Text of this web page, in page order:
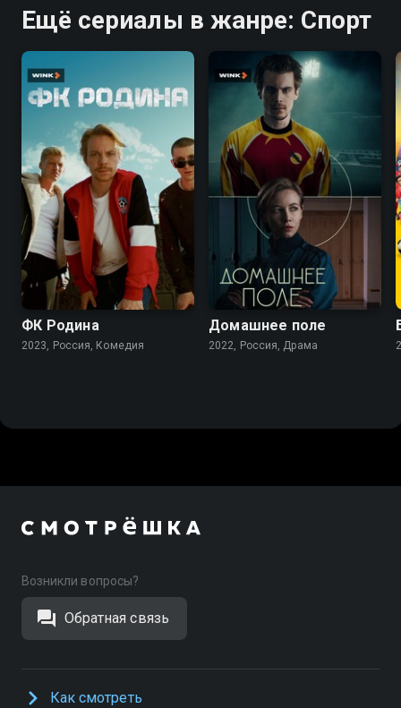
Ещё сериалы в жанре: Спорт
6.8
ФК Родина
2023, Россия, Комедия
7.3
Домашнее поле
2022, Россия, Драма
Возникли вопросы?
Обратная связь
Как смотреть